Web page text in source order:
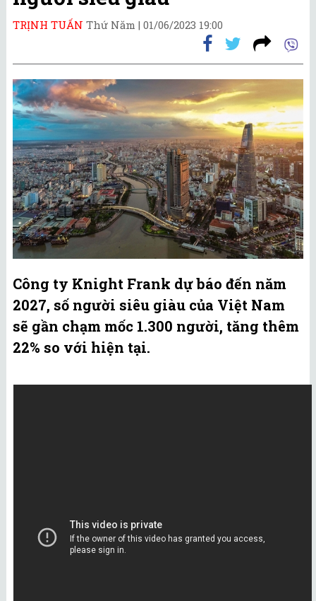
TRỊNH TUẤN Thứ Năm | 01/06/2023 19:00
Công ty Knight Frank dự báo đến năm
2027, số người siêu giàu của Việt Nam
sẽ gần chạm mốc 1.300 người, tăng thêm
22% so với hiện tại.